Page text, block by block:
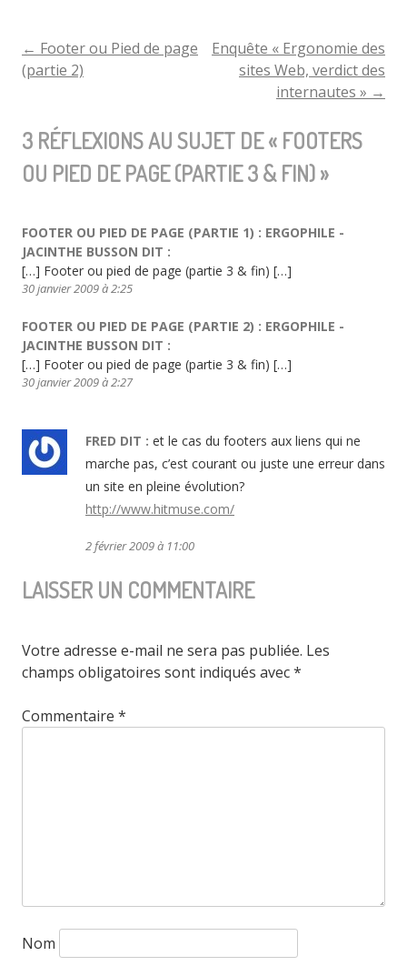
Pied
(partie
3
fin)
NAVIGATION
L'ARTICLE
← Footer ou Pied de page
(partie 2)
Enquête « Ergonomie des
sites Web, verdict des
internautes » →
3 RÉFLEXIONS AU SUJET DE « FOOTERS
OU PIED DE PAGE (PARTIE 3 & FIN)»
FOOTER OU PIED DE PAGE (PARTIE 1) : ERGOPHILE -
JACINTHE BUSSON DIT :
[…] Footer ou pied de page (partie 3 & fin) […]
30 janvier 2009 à 2:25
FOOTER OU PIED DE PAGE (PARTIE 2) : ERGOPHILE -
JACINTHE BUSSON DIT :
[…] Footer ou pied de page (partie 3 & fin) […]
30 janvier 2009 à 2:27
FRED DIT : et le cas du footers aux liens qui ne
marche pas, c’est courant ou juste une erreur dans
un site en pleine évolution?
http://www.hitmuse.com/
2 février 2009 à 11:00
LAISSER UN COMMENTAIRE
Votre adresse e-mail ne sera pas publiée. Les
champs obligatoires sont indiqués avec*
Commentaire *
Nom